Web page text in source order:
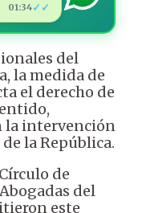
01:34✓✓
del
la medida de
el derecho de
la intervención
la República.
de
del
este